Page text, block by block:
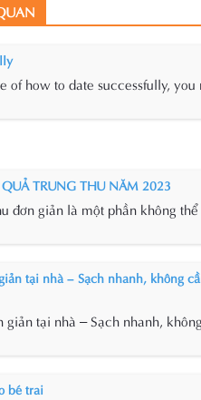
of how to date successfully, you
TRUNG THU NĂM 2023
đơn giản là một phần không
tại nhà – Sạch nhanh, không
tại nhà – Sạch nhanh,
bé trai